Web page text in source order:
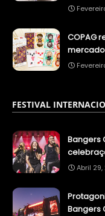
COPAG
mercado
FESTIVAL
Bangers
Abril
Bangers